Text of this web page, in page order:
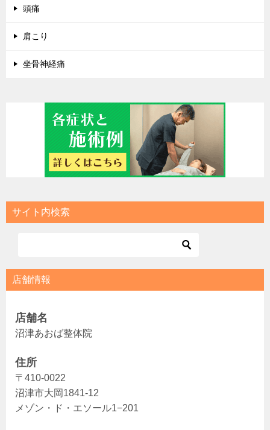
頭痛
肩こり
坐骨神経痛
サイト内検索
店舗情報
店舗名
沼津あおば整体院
住所
〒410-0022
沼津市大岡1841-12
メゾン・ド・エソール1−201